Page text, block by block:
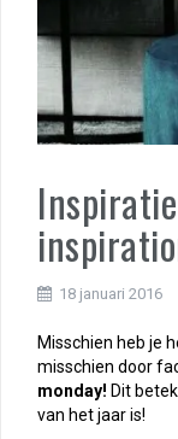
18 januari 2016
Misschien heb je
misschien door
monday! Dit
van het jaar is!